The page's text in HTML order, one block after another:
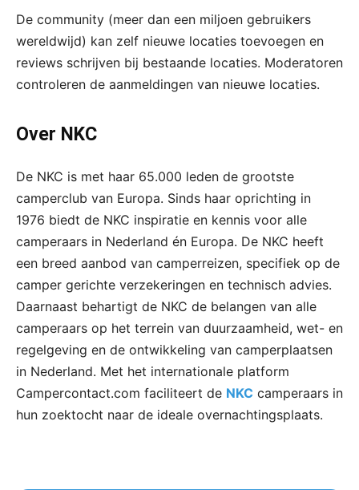
De community (meer dan een miljoen gebruikers
wereldwijd) kan zelf nieuwe locaties toevoegen en
reviews schrijven bij bestaande locaties. Moderatoren
controleren de aanmeldingen van nieuwe locaties.
Over NKC
De NKC is met haar 65.000 leden de grootste
camperclub van Europa. Sinds haar oprichting in
1976 biedt de NKC inspiratie en kennis voor alle
camperaars in Nederland én Europa. De NKC heeft
een breed aanbod van camperreizen, specifiek op de
camper gerichte verzekeringen en technisch advies.
Daarnaast behartigt de NKC de belangen van alle
camperaars op het terrein van duurzaamheid, wet- en
regelgeving en de ontwikkeling van camperplaatsen
in Nederland. Met het internationale platform
Campercontact.com faciliteert de NKC camperaars in
hun zoektocht naar de ideale overnachtingsplaats.